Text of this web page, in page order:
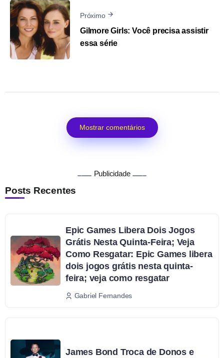
Próximo
Gilmore Girls: Você precisa assistir
essa série
Mostrar comentários
Publicidade
Posts Recentes
Epic Games Libera Dois Jogos
Grátis Nesta Quinta-Feira; Veja
Como Resgatar: Epic Games libera
dois jogos grátis nesta quinta-
feira; veja como resgatar
Gabriel Fernandes
James Bond Troca de Donos e